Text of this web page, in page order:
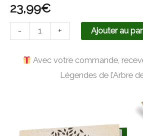
23,99€
- + Ajouter au
Avec votre commande,
Légendes de l’Arbre